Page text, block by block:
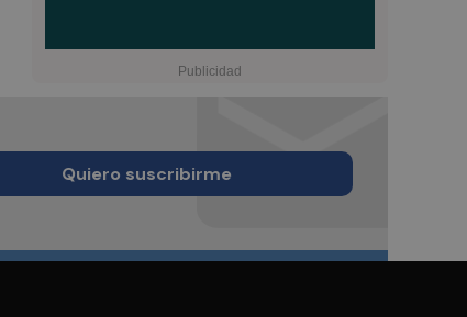
Quiero suscribirme